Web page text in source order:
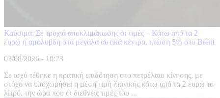
Καύσιμα: Σε τροχιά αποκλιμάκωσης οι τιμές – Κάτω από τα 2
ευρώ η αμόλυβδη στα μεγάλα αστικά κέντρα, πτώση 5% στο Brent
03/08/2026 - 10:23
Σε ισχύ τέθηκε η κρατική επιδότηση στο πετρέλαιο κίνησης, με
στόχο να υποχωρήσει η μέση τιμή λιανικής κάτω από τα 2 ευρώ το
λίτρο, την ώρα που οι διεθνείς τιμές του ...